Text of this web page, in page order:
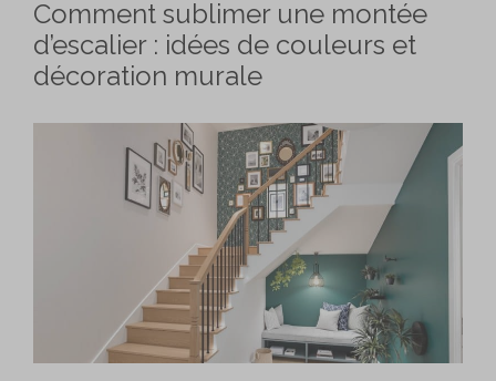
Comment sublimer une montée
d’escalier : idées de couleurs et
décoration murale